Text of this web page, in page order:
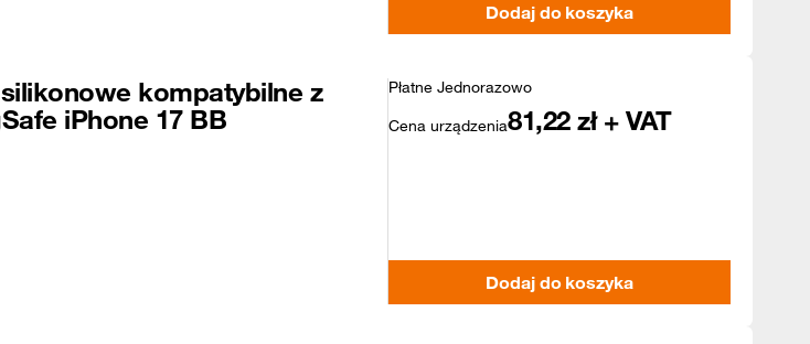
Dodaj do koszyka
kompatybilne z
iPhone 17 BB
Płatne Jednorazowo
Cena urządzenia81,22 zł + VAT
Dodaj do koszyka